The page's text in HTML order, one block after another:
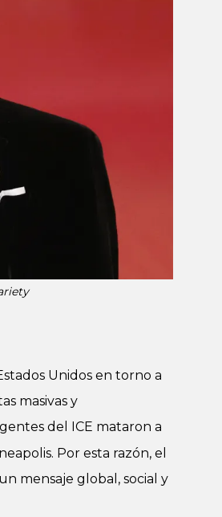
Unidos en torno a
masivas y
del ICE mataron a
Por esta razón, el
mensaje global, social y